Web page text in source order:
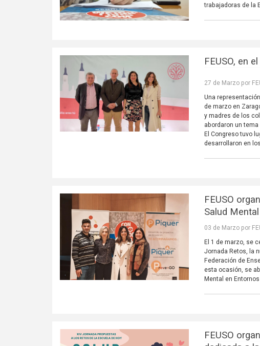
trabajadoras de la
FEUSO, en
27 de Marzo por
Una
de marzo en
y madres de los
abordaron un
El Congreso tuvo
desarrollaron en
FEUSO
Salud
03 de Marzo por
El 1 de marzo, se
Jornada Retos, la
Federación de
esta ocasión, se
Mental en
FEUSO